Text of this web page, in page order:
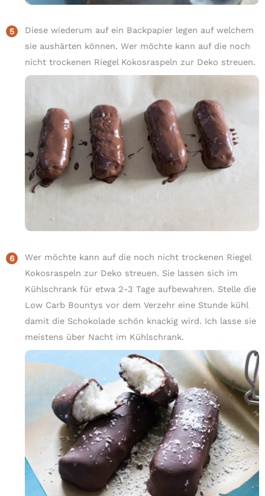
Diese wiederum auf ein Backpapier legen auf welchem
sie aushärten können. Wer möchte kann auf die noch
nicht trockenen Riegel Kokosraspeln zur Deko streuen.
Wer möchte kann auf die noch nicht trockenen Riegel
Kokosraspeln zur Deko streuen. Sie lassen sich im
Kühlschrank für etwa 2-3 Tage aufbewahren. Stelle die
Low Carb Bountys vor dem Verzehr eine Stunde kühl
damit die Schokolade schön knackig wird. Ich lasse sie
meistens über Nacht im Kühlschrank.